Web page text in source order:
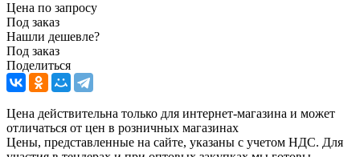
Цена по запросу
Под заказ
Нашли дешевле?
Под заказ
Поделиться
Цена действительна только для интернет-магазина и может
отличаться от цен в розничных магазинах
Цены, представленные на сайте, указаны с учетом НДС. Для